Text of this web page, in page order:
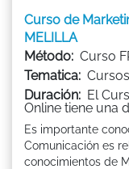
Curso de
MELILLA
Método: Curso
Tematica:
Duración: El
Online tiene una
Es importante
Comunicación es
conocimientos de